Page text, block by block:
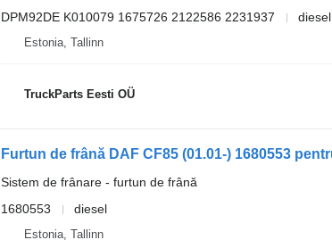
DPM92DE K010079 1675726 2122586 2231937
diesel
Estonia, Tallinn
TruckParts Eesti OÜ
Sistem de frânare - furtun de frână
1680553
diesel
Estonia, Tallinn